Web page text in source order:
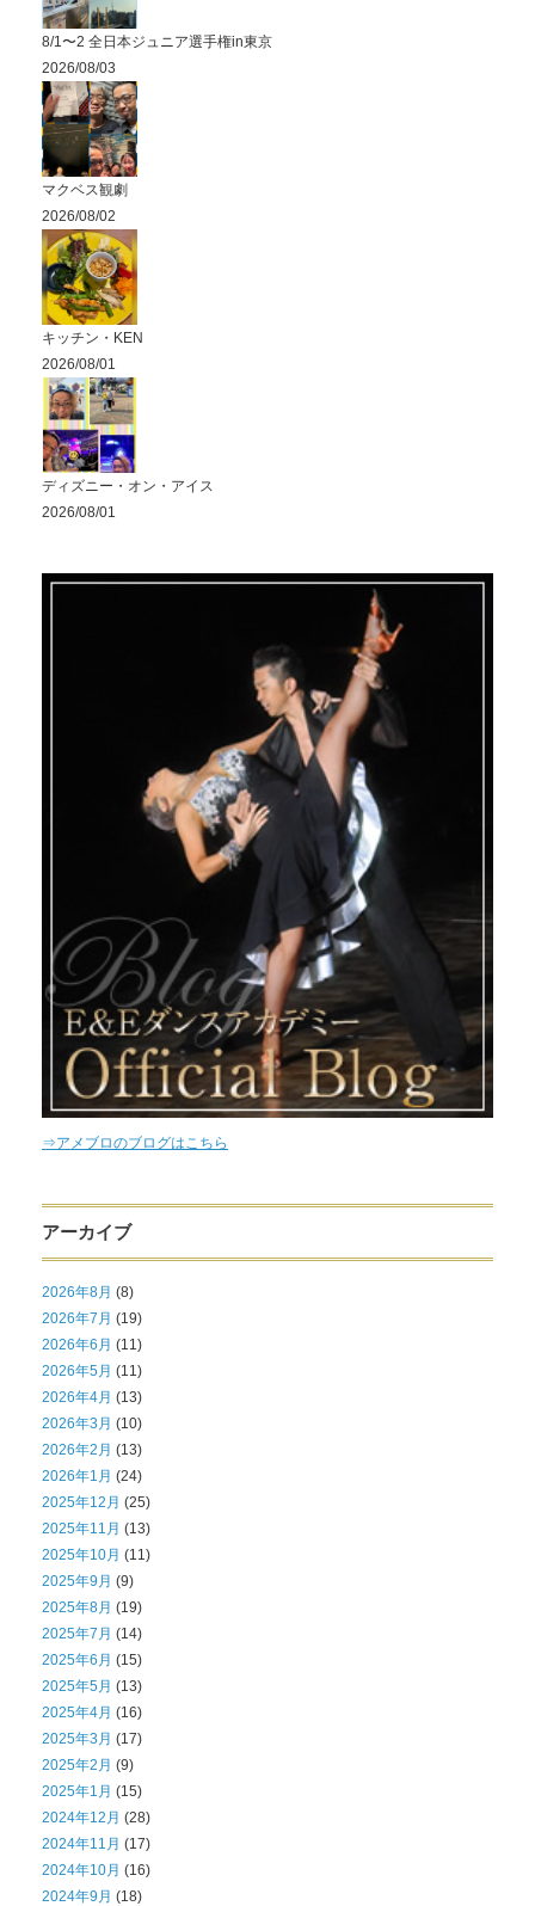
8/1〜2 全日本ジュニア選手権in東京
2026/08/03
マクベス観劇
2026/08/02
キッチン・KEN
2026/08/01
ディズニー・オン・アイス
2026/08/01
⇒アメブロのブログはこちら
アーカイブ
2026年8月 (8)
2026年7月 (19)
2026年6月 (11)
2026年5月 (11)
2026年4月 (13)
2026年3月 (10)
2026年2月 (13)
2026年1月 (24)
2025年12月 (25)
2025年11月 (13)
2025年10月 (11)
2025年9月 (9)
2025年8月 (19)
2025年7月 (14)
2025年6月 (15)
2025年5月 (13)
2025年4月 (16)
2025年3月 (17)
2025年2月 (9)
2025年1月 (15)
2024年12月 (28)
2024年11月 (17)
2024年10月 (16)
2024年9月 (18)